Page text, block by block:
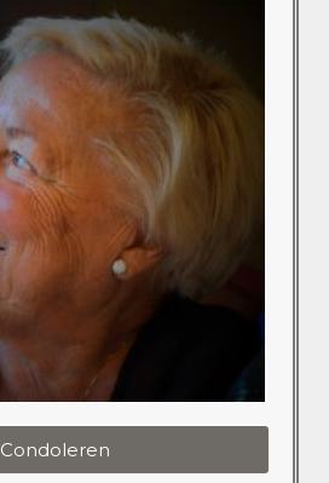
Condoleren